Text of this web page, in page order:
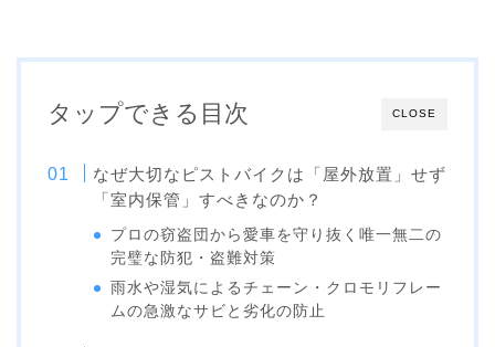
CLOSE
タップできる目次
なぜ大切なピストバイクは「屋外放置」せず
「室内保管」すべきなのか？
プロの窃盗団から愛車を守り抜く唯一無二の
完璧な防犯・盗難対策
雨水や湿気によるチェーン・クロモリフレー
ムの急激なサビと劣化の防止